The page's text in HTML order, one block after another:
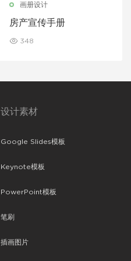
画册设计
房产宣传手册
348
设计素材
Google Slides模板
Keynote模板
PowerPoint模板
笔刷
插画图片